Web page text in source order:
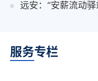
服务专栏